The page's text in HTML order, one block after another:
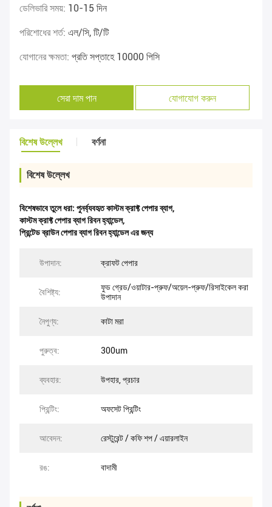
ডেলিভারি সময়: 10-15 দিন
পরিশোধের শর্ত: এল/সি, টি/টি
যোগানের ক্ষমতা: প্রতি সপ্তাহে 10000 পিসি
সেরা দাম পান যোগাযোগ করুন
বিশেষ উল্লেখ বর্ণনা
বিশেষ উল্লেখ
বিশেষভাবে তুলে ধরা: পুনর্ব্যবহৃত কাস্টম ক্রাফ্ট পেপার ব্যাগ,
কাস্টম ক্রাফ্ট পেপার ব্যাগ রিবন হ্যান্ডেল,
প্রিন্টেড ব্রাউন পেপার ব্যাগ রিবন হ্যান্ডেল এর জন্য
উপাদান: ক্রাফট পেপার
বৈশিষ্ট্য:
ফুড গ্রেড/ওয়াটার-প্রুফ/অয়েল-প্রুফ/রিসাইকেল করা
উপাদান
নৈপুণ্য: কাটা মরা
পুরুত্ব: 300um
ব্যবহার: উপহার, প্রচার
প্রিন্টিং: অফসেট প্রিন্টিং
আবেদন: রেস্টুরেন্ট / কফি শপ / এয়ারলাইন
রঙ: বাদামী